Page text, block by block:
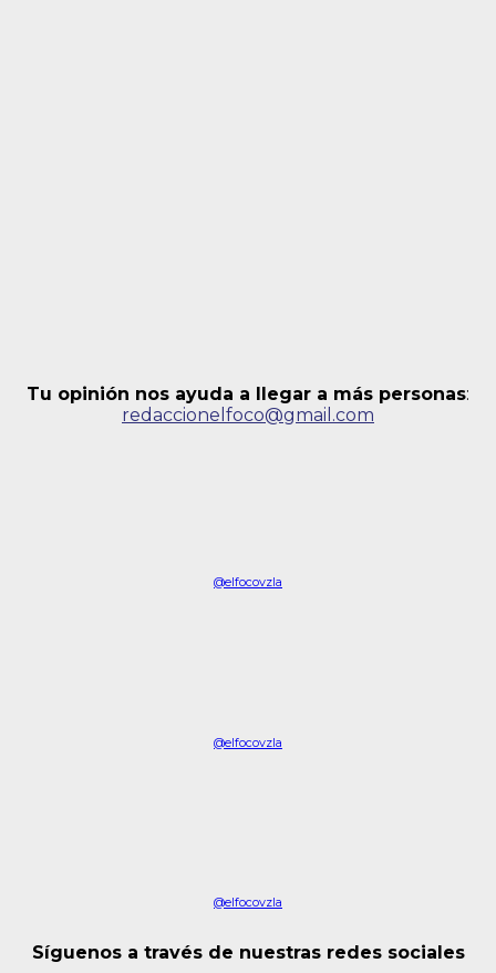
Tu opinión nos ayuda a llegar a más personas:
redaccionelfoco@gmail.com
@elfocovzla
@elfocovzla
@elfocovzla
Síguenos a través de nuestras redes sociales